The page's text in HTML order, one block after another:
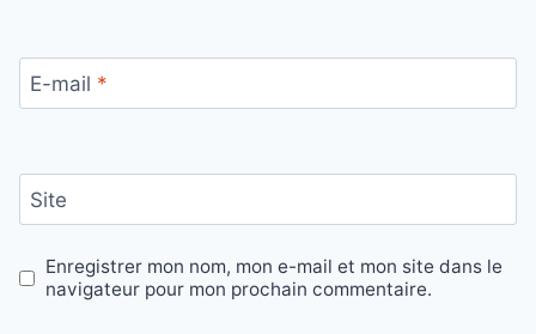
E-mail *
Site
Enregistrer mon nom, mon e-mail et mon site dans le
navigateur pour mon prochain commentaire.